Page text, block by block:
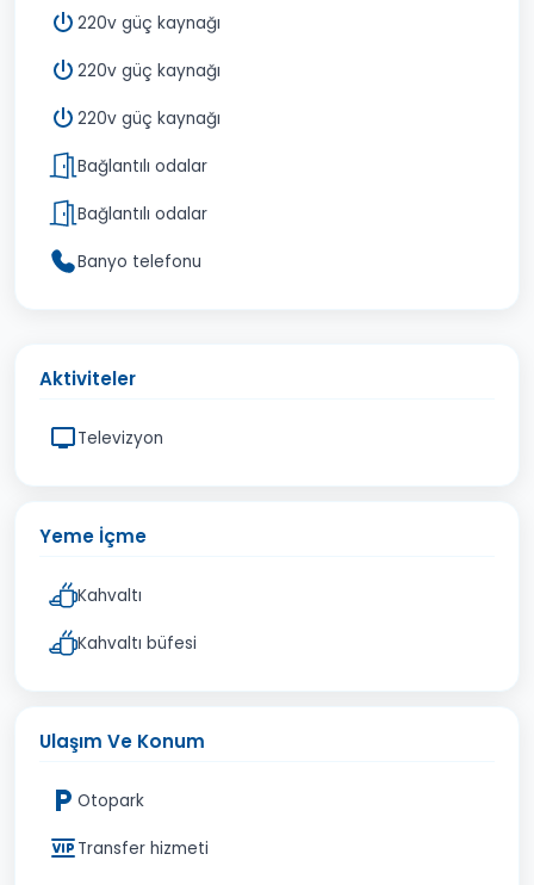
220v güç kaynağı
220v güç kaynağı
220v güç kaynağı
Bağlantılı odalar
Bağlantılı odalar
Banyo telefonu
Aktiviteler
Televizyon
Yeme İçme
Kahvaltı
Kahvaltı büfesi
Ulaşım Ve Konum
Otopark
Transfer hizmeti